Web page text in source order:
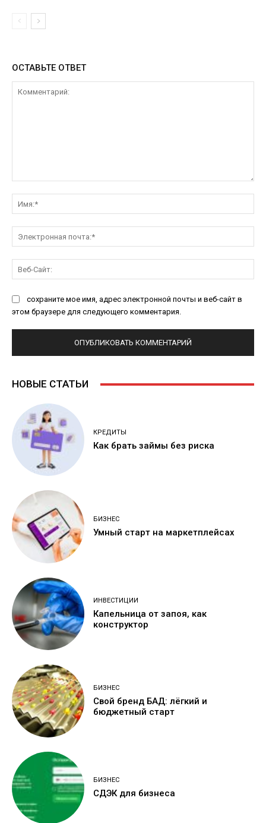
ОСТАВЬТЕ ОТВЕТ
сохраните мое имя, адрес электронной почты и веб-сайт в
этом браузере для следующего комментария.
НОВЫЕ СТАТЬИ
КРЕДИТЫ
Как брать займы без риска
БИЗНЕС
Умный старт на маркетплейсах
ИНВЕСТИЦИИ
Капельница от запоя, как
конструктор
БИЗНЕС
Свой бренд БАД: лёгкий и
бюджетный старт
БИЗНЕС
СДЭК для бизнеса